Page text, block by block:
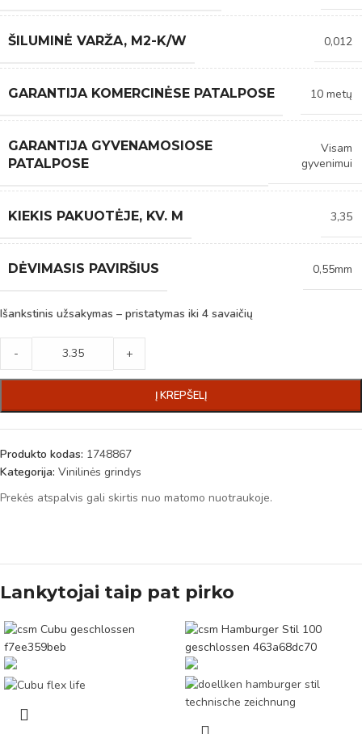
ŠILUMINĖ VARŽA, M2-K/W 0,012
GARANTIJA KOMERCINĖSE PATALPOSE 10 metų
GARANTIJA GYVENAMOSIOSE
PATALPOSE
Visam
gyvenimui
KIEKIS PAKUOTĖJE, KV. M 3,35
DĖVIMASIS PAVIRŠIUS 0,55mm
Išankstinis užsakymas – pristatymas iki 4 savaičių
- +
Į KREPŠELĮ
Produkto kodas: 1748867
Kategorija: Vinilinės grindys
Prekės atspalvis gali skirtis nuo matomo nuotraukoje.
Lankytojai taip pat pirko